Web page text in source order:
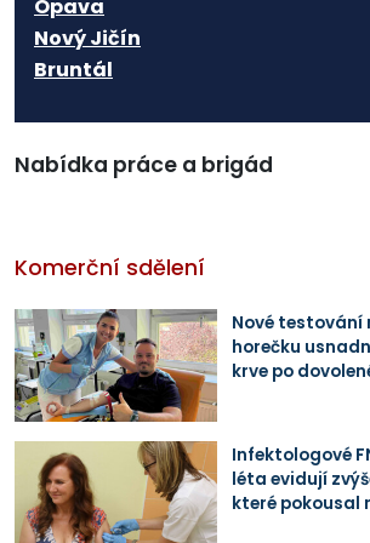
Opava
Nový Jičín
Bruntál
Nabídka práce a brigád
Komerční sdělení
Nové testování
horečku
krve po
Infektologové
léta evidují
které pokousal